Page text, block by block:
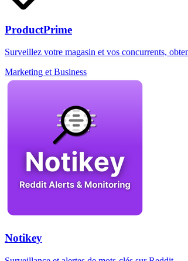
ProductPrime
Surveillez votre magasin et vos concurrents,
Marketing et Business
Notikey